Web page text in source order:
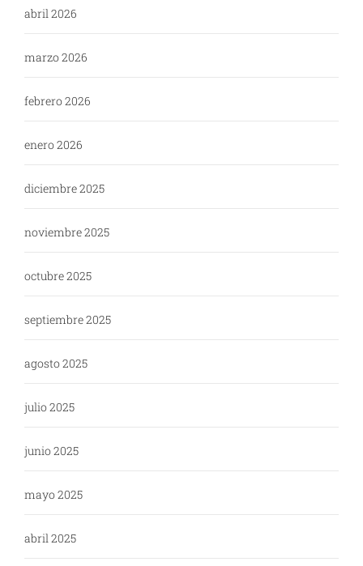
abril 2026
marzo 2026
febrero 2026
enero 2026
diciembre 2025
noviembre 2025
octubre 2025
septiembre 2025
agosto 2025
julio 2025
junio 2025
mayo 2025
abril 2025